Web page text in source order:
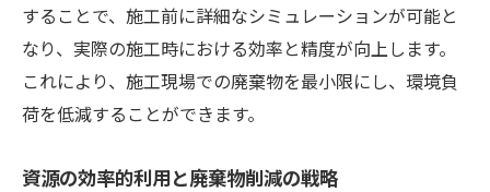
することで、施工前に詳細なシミュレーションが可能と
なり、実際の施工時における効率と精度が向上します。
これにより、施工現場での廃棄物を最小限にし、環境負
荷を低減することができます。
資源の効率的利用と廃棄物削減の戦略